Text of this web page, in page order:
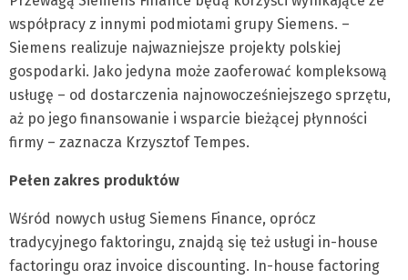
współpracy z innymi podmiotami grupy Siemens. –
Siemens realizuje najwazniejsze projekty polskiej
gospodarki. Jako jedyna może zaoferować kompleksową
usługę – od dostarczenia najnowocześniejszego sprzętu,
aż po jego finansowanie i wsparcie bieżącej płynności
firmy – zaznacza Krzysztof Tempes.
Pełen zakres produktów
Wśród nowych usług Siemens Finance, oprócz
tradycyjnego faktoringu, znajdą się też usługi in-house
factoringu oraz invoice discounting. In-house factoring